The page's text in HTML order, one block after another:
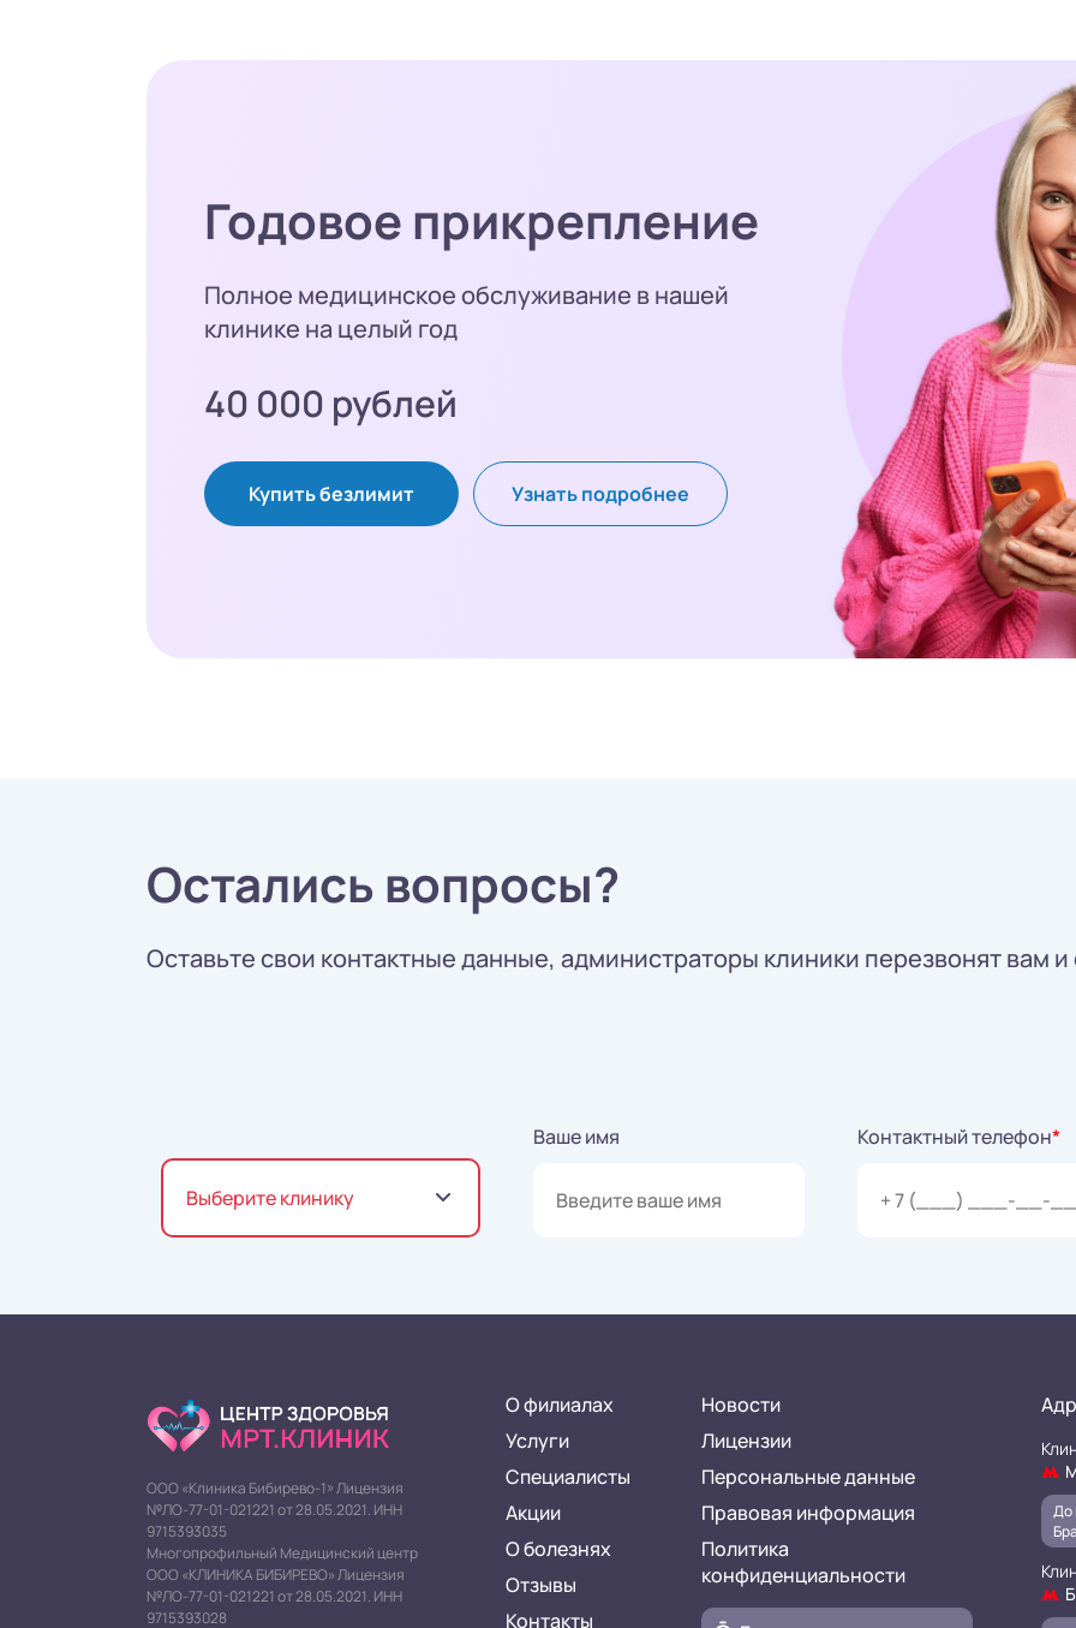
Годовое прикрепление
Полное медицинское обслуживание в нашей
клинике на целый год
40 000 рублей
Купить безлимит Узнать подробнее
Остались вопросы?
Оставьте свои контактные данные, администраторы клиники перезвонят вам и
Выберите клинику
Ваше имя Контактный телефон*
ООО «Клиника Бибирево-1» Лицензия
№ЛО-77-01-021221 от 28.05.2021. ИНН
9715393035
Многопрофильный Медицинский центр
ООО «КЛИНИКА БИБИРЕВО» Лицензия
№ЛО-77-01-021221 от 28.05.2021. ИНН
9715393028
О филиалах
Услуги
Специалисты
Акции
О болезнях
Отзывы
Контакты
Новости
Лицензии
Персональные данные
Правовая информация
Политика
конфиденциальности
До